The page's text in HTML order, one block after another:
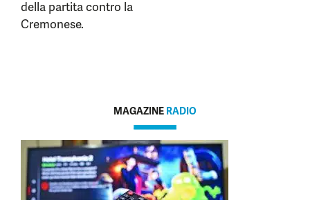
della partita contro la
Cremonese.
MAGAZINE RADIO